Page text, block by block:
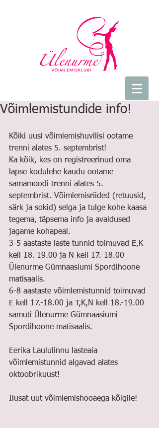
Võimlemistundide info!
Kõiki uusi võimlemishuvilisi ootame
trenni alates 5. septembrist!
Ka kõik, kes on registreerinud oma
lapse kodulehe kaudu ootame
samamoodi trenni alates 5.
septembrist. Võimlemisriided (retuusid,
särk ja sokid) selga ja tulge kohe kaasa
tegema, täpsema info ja avaldused
jagame kohapeal.
3-5 aastaste laste tunnid toimuvad E,K
kell 18.-19.00 ja N kell 17.-18.00
Ülenurme Gümnaasiumi Spordihoone
matisaalis.
6-8 aastaste võimlemistunnid toimuvad
E kell 17.-18.00 ja T,K,N kell 18.-19.00
samuti Ülenurme Gümnaasiumi
Spordihoone matisaalis.
Eerika Laululinnu lasteaia
võimlemistunnid algavad alates
oktoobrikuust!
Ilusat uut võimlemishooaega kõigile!